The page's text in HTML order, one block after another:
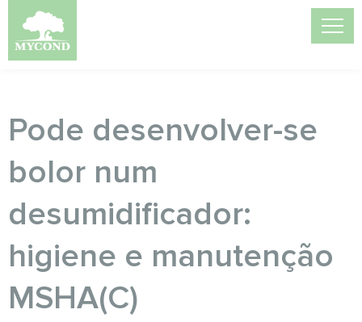
Pode desenvolver-se
bolor num
desumidificador:
higiene e manutenção
MSHA(C)